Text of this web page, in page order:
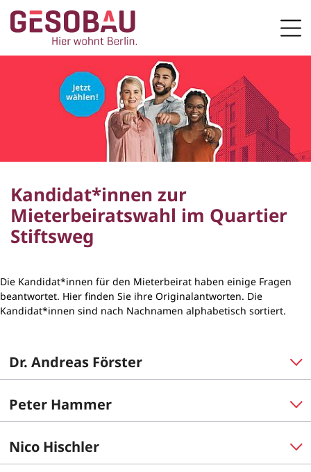
ZUM HAUPTINHALT SPRINGEN
Zur Startseite
Kandidat*innen zur
Mieterbeiratswahl im Quartier
Stiftsweg
Die Kandidat*innen für den Mieterbeirat haben einige Fragen
beantwortet. Hier finden Sie ihre Originalantworten. Die
Kandidat*innen sind nach Nachnamen alphabetisch sortiert.
Dr. Andreas Förster
Peter Hammer
Nico Hischler